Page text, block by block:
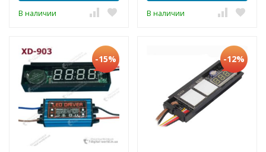
В наличии В наличии
-15% -12%